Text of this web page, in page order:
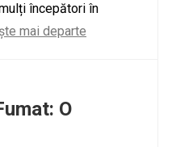
începători în
mai departe
O